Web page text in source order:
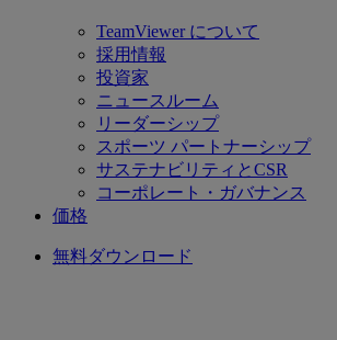
TeamViewer について
採用情報
投資家
ニュースルーム
リーダーシップ
スポーツ パートナーシップ
サステナビリティとCSR
コーポレート・ガバナンス
価格
無料ダウンロード